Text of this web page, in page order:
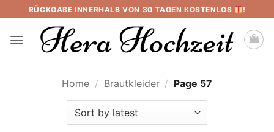
to
content
RÜCKGABE INNERHALB VON 30 TAGEN KOSTENLOS !
Home / Brautkleider / Page 57